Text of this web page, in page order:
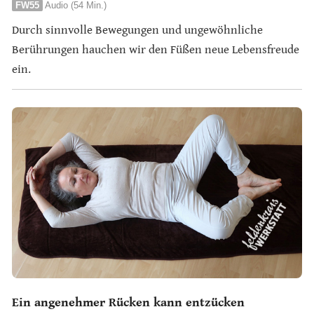
FW55 Audio (54 Min.)
Durch sinnvolle Bewegungen und ungewöhnliche
Berührungen hauchen wir den Füßen neue Lebensfreude
ein.
Ein angenehmer Rücken kann entzücken